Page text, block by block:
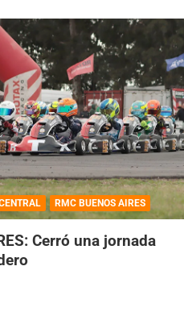
RMC BUENOS AIRES
Cerró una jornada